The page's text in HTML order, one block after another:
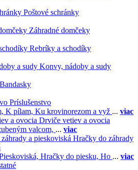
Poštové schránky
Záhradné domčeky
Rebríky a schodíky
Konvy, nádoby a sudy
Bandasky
Príslušenstvo
K pílam, Ku krovinorezom a vyž ... viac
Drviče vetiev a ovocia
valcom, ... viac
Hračky do záhrady
Hračky do piesku, Ho ... viac